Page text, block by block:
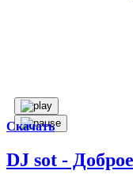
Скачать
DJ sot -